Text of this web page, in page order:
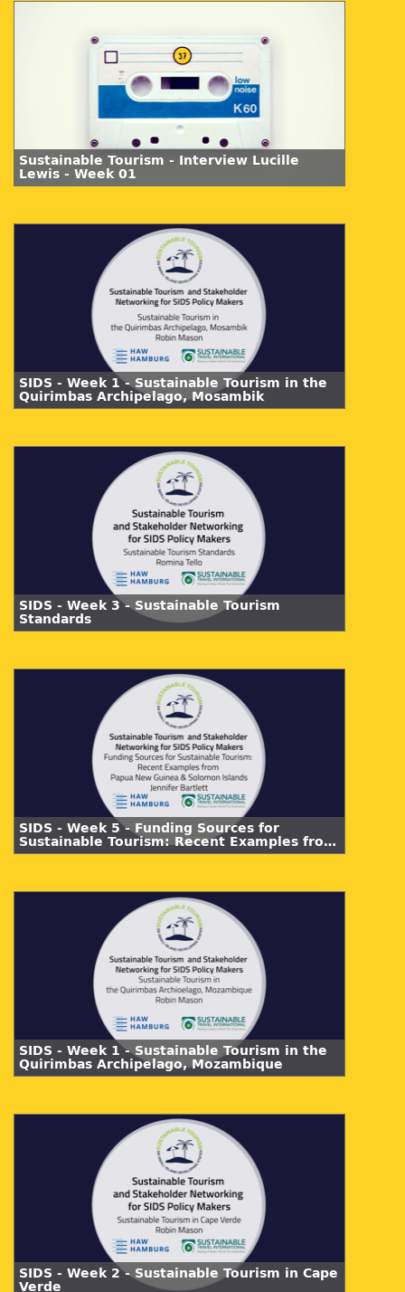
Sustainable Tourism - Interview Lucille
Lewis - Week 01
SIDS - Week 1 - Sustainable Tourism in the
Quirimbas Archipelago, Mosambik
SIDS - Week 3 - Sustainable Tourism
Standards
SIDS - Week 5 - Funding Sources for
Sustainable Tourism: Recent Examples from
Papua New Guinea & Solomon Islands
SIDS - Week 1 - Sustainable Tourism in the
Quirimbas Archipelago, Mozambique
SIDS - Week 2 - Sustainable Tourism in Cape
Verde